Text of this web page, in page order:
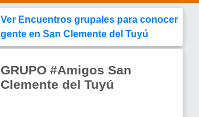
Ver Encuentros grupales para conocer
gente en San Clemente del Tuyú
GRUPO #Amigos San
Clemente del Tuyú